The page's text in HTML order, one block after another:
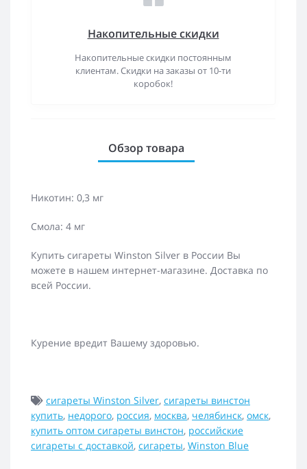
Накопительные скидки
Накопительные скидки постоянным
клиентам. Скидки на заказы от 10-ти
коробок!
Обзор товара
Никотин: 0,3 мг
Смола: 4 мг
Купить сигареты Winston Silver в России Вы
можете в нашем интернет-магазине. Доставка по
всей России.
Курение вредит Вашему здоровью.
сигареты Winston Silver, сигареты винстон
купить, недорого, россия, москва, челябинск, омск,
купить оптом сигареты винстон, российские
сигареты с доставкой, сигареты, Winston Blue